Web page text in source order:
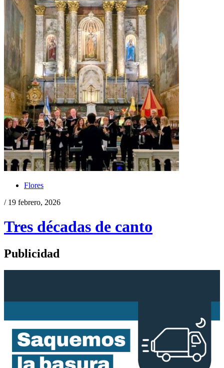
Flores
/ 19 febrero, 2026
Tres décadas de canto
Publicidad